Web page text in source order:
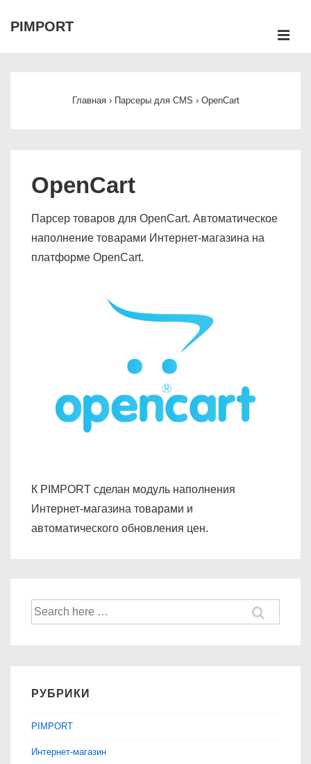
Перейти
PIMPORT
Главная › Парсеры для CMS › OpenCart
OpenCart
Парсер товаров для OpenCart. Автоматическое
наполнение товарами Интернет-магазина на
платформе OpenCart.
К PIMPORT сделан модуль наполнения
Интернет-магазина товарами и
автоматического обновления цен.
Найти:
РУБРИКИ
PIMPORT
Интернет-магазин